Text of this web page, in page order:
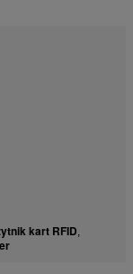
kart RFID,